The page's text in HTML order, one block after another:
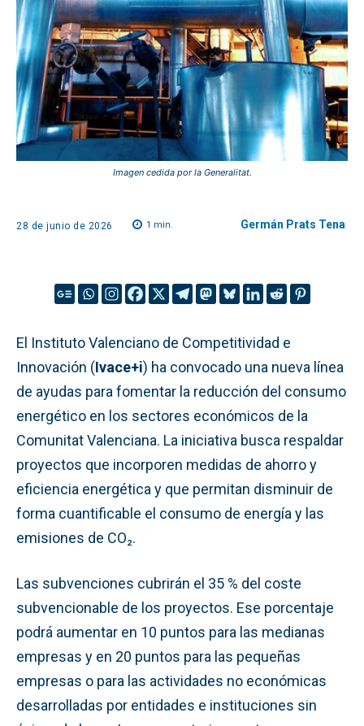
Imagen cedida por la Generalitat.
28 de junio de 2026 1 min. Germán Prats Tena
El Instituto Valenciano de Competitividad e
Innovación (Ivace+i) ha convocado una nueva línea
de ayudas para fomentar la reducción del consumo
energético en los sectores económicos de la
Comunitat Valenciana. La iniciativa busca respaldar
proyectos que incorporen medidas de ahorro y
eficiencia energética y que permitan disminuir de
forma cuantificable el consumo de energía y las
emisiones de CO₂.
Las subvenciones cubrirán el 35 % del coste
subvencionable de los proyectos. Ese porcentaje
podrá aumentar en 10 puntos para las medianas
empresas y en 20 puntos para las pequeñas
empresas o para las actividades no económicas
desarrolladas por entidades e instituciones sin